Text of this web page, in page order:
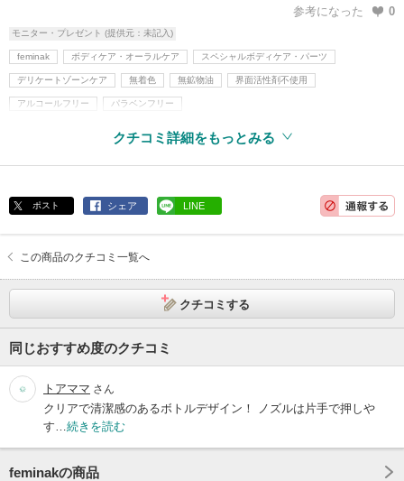
参考になった 0
モニター・プレゼント (提供元：未記入)
feminak ボディケア・オーラルケア スペシャルボディケア・パーツ
デリケートゾーンケア 無着色 無鉱物油 界面活性剤不使用
アルコールフリー パラベンフリー
クチコミ詳細をもっとみる
ポスト シェア LINE
この商品のクチコミ一覧へ
クチコミする
同じおすすめ度のクチコミ
トアママ さん
クリアで清潔感のあるボトルデザイン！ ノズルは片手で押しや
す… 続きを読む
feminakの商品